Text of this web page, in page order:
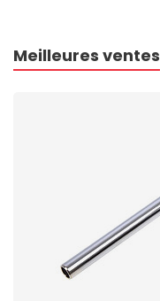
Meilleures ventes